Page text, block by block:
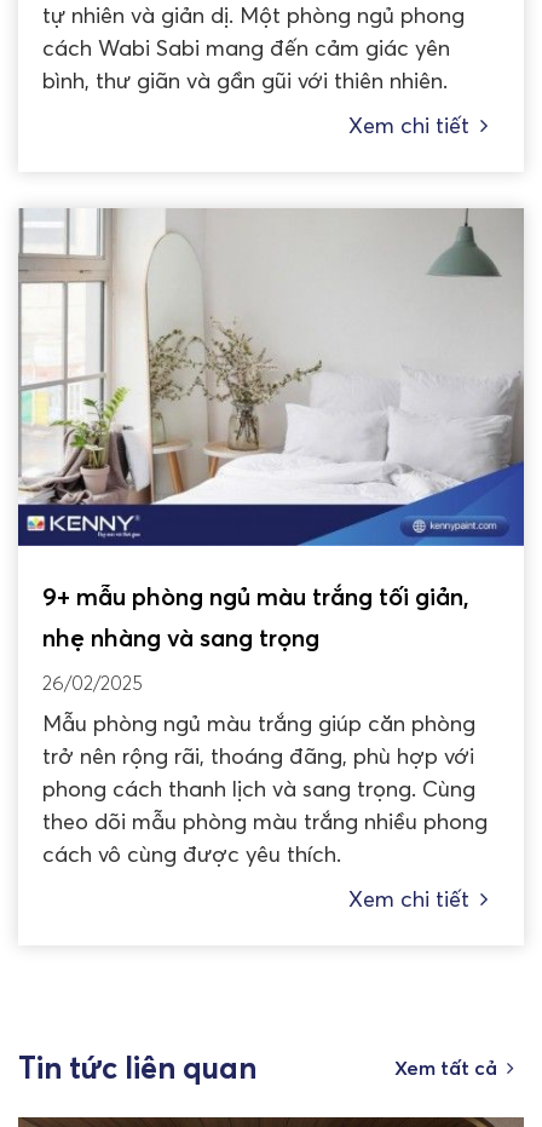
tự nhiên và giản dị. Một phòng ngủ phong
cách Wabi Sabi mang đến cảm giác yên
bình, thư giãn và gần gũi với thiên nhiên.
Xem chi tiết
9+ mẫu phòng ngủ màu trắng tối giản,
nhẹ nhàng và sang trọng
26/02/2025
Mẫu phòng ngủ màu trắng giúp căn phòng
trở nên rộng rãi, thoáng đãng, phù hợp với
phong cách thanh lịch và sang trọng. Cùng
theo dõi mẫu phòng màu trắng nhiều phong
cách vô cùng được yêu thích.
Xem chi tiết
Tin tức liên quan Xem tất cả